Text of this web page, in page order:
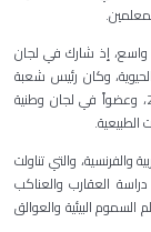
واسع، إذ شارك في لجان
وكان رئيس شعبة
البيئة والتنوع الحيوي في هيئة الموسوعة العربية منذ عام 2013، وعضواً في لجان وطنية
الطبيعية.
والفرنسية، والتي تناولت
العقارب والعناكب
البيئية والعوالق